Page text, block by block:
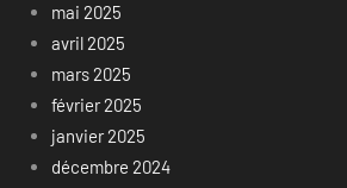
mai 2025
avril 2025
mars 2025
février 2025
janvier 2025
décembre 2024